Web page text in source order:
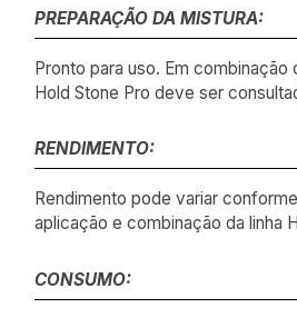
PREPARAÇÃO DA MISTURA:
Pronto para uso. Em combinação
Hold Stone Pro deve ser
RENDIMENTO:
Rendimento pode variar
aplicação e combinação da linha
CONSUMO: